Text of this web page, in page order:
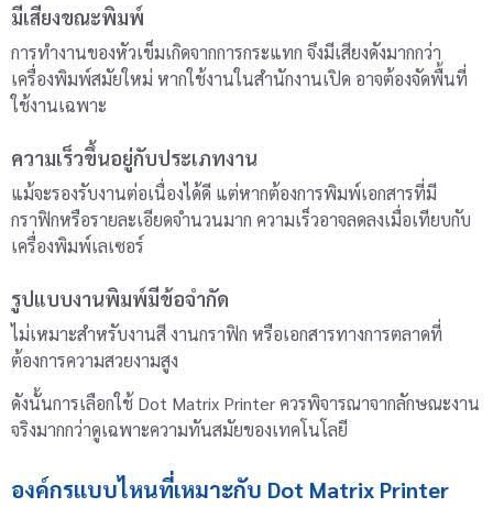
มีเสียงขณะพิมพ์
การทำงานของหัวเข็มเกิดจากการกระแทก จึงมีเสียงดังมากกว่า
เครื่องพิมพ์สมัยใหม่ หากใช้งานในสำนักงานเปิด อาจต้องจัดพื้นที่
ใช้งานเฉพาะ
ความเร็วขึ้นอยู่กับประเภทงาน
แม้จะรองรับงานต่อเนื่องได้ดี แต่หากต้องการพิมพ์เอกสารที่มี
กราฟิกหรือรายละเอียดจำนวนมาก ความเร็วอาจลดลงเมื่อเทียบกับ
เครื่องพิมพ์เลเซอร์
รูปแบบงานพิมพ์มีข้อจำกัด
ไม่เหมาะสำหรับงานสี งานกราฟิก หรือเอกสารทางการตลาดที่
ต้องการความสวยงามสูง
ดังนั้นการเลือกใช้ Dot Matrix Printer ควรพิจารณาจากลักษณะงาน
จริงมากกว่าดูเฉพาะความทันสมัยของเทคโนโลยี
องค์กรแบบไหนที่เหมาะกับ Dot Matrix Printer